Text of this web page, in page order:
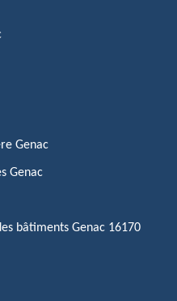
Genac
Genac
bâtiments Genac 16170